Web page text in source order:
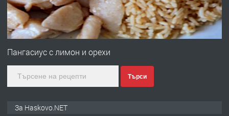
преди 3 дни
ПРЕДЛАГА
Нов апартамент на ул. Липа до
Пангасиус с лимон и орехи
Търси
За Haskovo.NET